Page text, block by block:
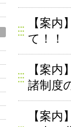
【案
て！！
【案
諸制度
【案